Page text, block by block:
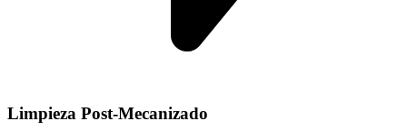
Limpieza Post-Mecanizado